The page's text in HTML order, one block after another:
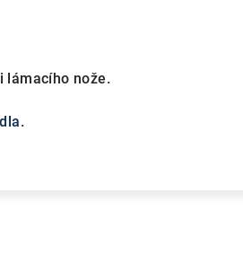
lámacího nože.
.